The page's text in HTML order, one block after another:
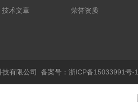
技术文章
荣誉资质
技有限公司备案号：浙ICP备15033991号-1